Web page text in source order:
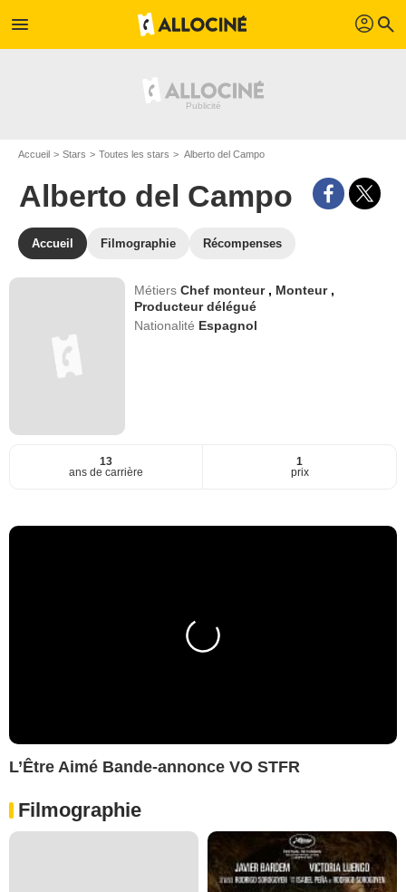
menu profil search
Accueil Stars Toutes les stars Alberto del Campo
Alberto del Campo
Accueil Filmographie Récompenses
MétiersChef monteur , Monteur ,
Producteur délégué
Nationalité Espagnol
13
ans de carrière
1
prix
L’Être Aimé Bande-annonce VO STFR
Filmographie